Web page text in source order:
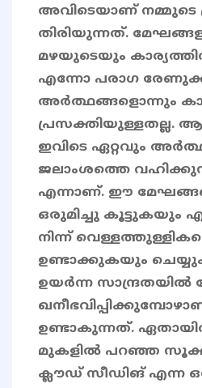
അവിടെയാണ് നമ്മുടെ
തിരിയുന്നത്.
മഴയുടെയും
എന്നോ പരാഗ
അർത്ഥങ്ങളൊന്നും
പ്രസക്തിയുള്ളതല്ല.
ഇവിടെ ഏറ്റവും
ജലാംശത്തെ
എന്നാണ്. ഈ
ഒരുമിച്ചു കൂട്ടുകയും
നിന്ന്
ഉണ്ടാക്കുകയും
ഉയർന്ന സാന്ദ്രതയിൽ
ഉണ്ടാകുന്നത്.
മുകളിൽ പറഞ്ഞ
ക്ലൗഡ് സീഡിങ് എന്ന